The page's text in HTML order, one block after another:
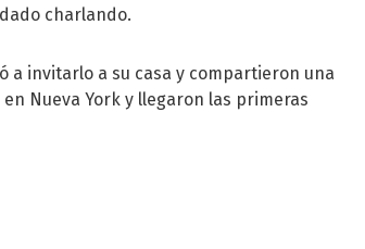
charlando.
a invitarlo a su casa y compartieron una
Nueva York y llegaron las primeras